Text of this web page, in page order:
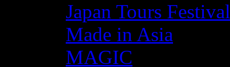
Japan Tours Festival
Made in Asia
MAGIC